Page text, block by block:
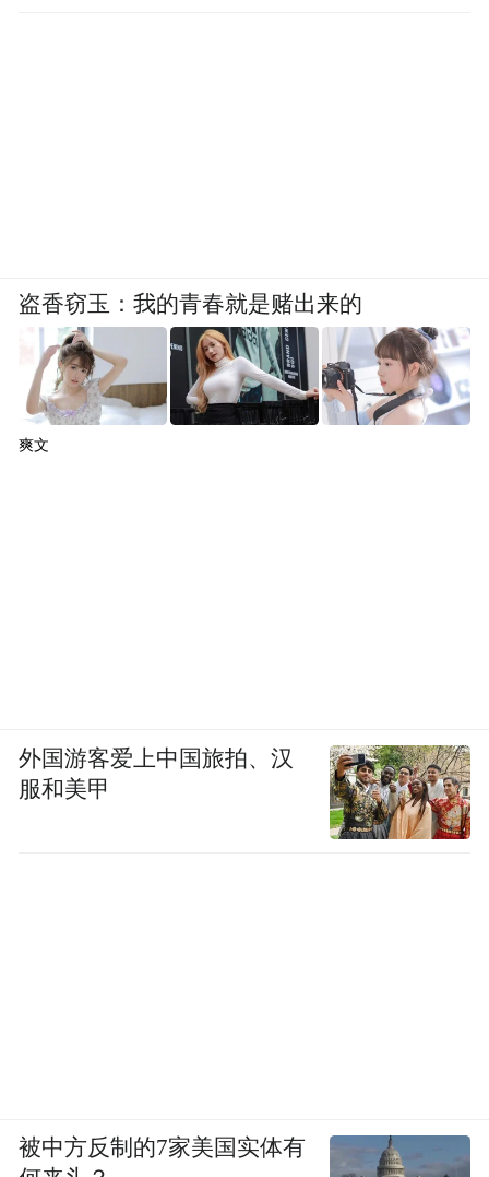
盗香窃玉：我的青春就是赌出来的
爽文
外国游客爱上中国旅拍、汉
服和美甲
被中方反制的7家美国实体有